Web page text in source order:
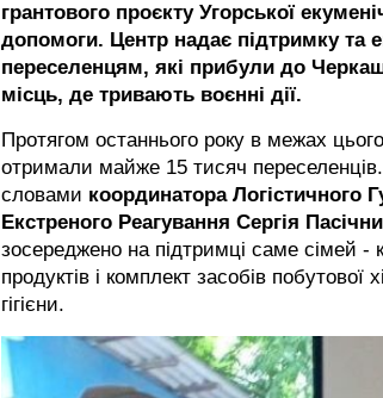
грантового проєкту Угорської
допомоги. Центр надає підтримку та
переселенцям, які прибули до
місць, де тривають воєнні дії.
Протягом останнього року в межах
отримали майже 15 тисяч
словами координатора Логістичного
Екстреного Реагування Сергія
зосереджено на підтримці саме сімей -
продуктів і комплект засобів побутової
гігієни.